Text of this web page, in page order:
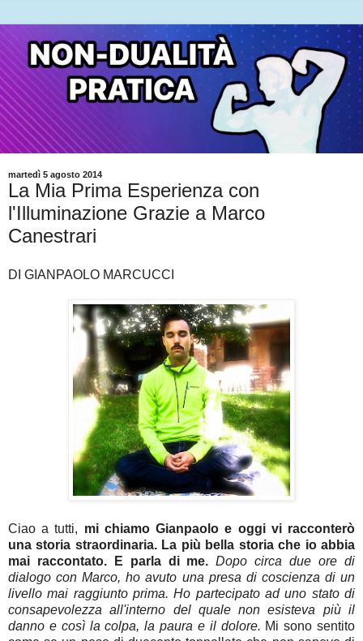
martedì 5 agosto 2014
La Mia Prima Esperienza con
l'Illuminazione Grazie a Marco
Canestrari
DI GIANPAOLO MARCUCCI
Ciao a tutti, mi chiamo Gianpaolo e oggi vi racconterò
una storia straordinaria. La più bella storia che io abbia
mai raccontato. E parla di me. Dopo circa due ore di
dialogo con Marco, ho avuto una presa di coscienza di un
livello mai raggiunto prima. Ho partecipato ad uno stato di
consapevolezza all'interno del quale non esisteva più il
danno e così la colpa, la paura e il dolore. Mi sono sentito